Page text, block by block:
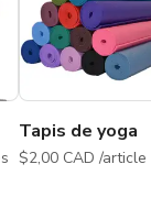
Tapis de yoga
$2,00 CAD /article